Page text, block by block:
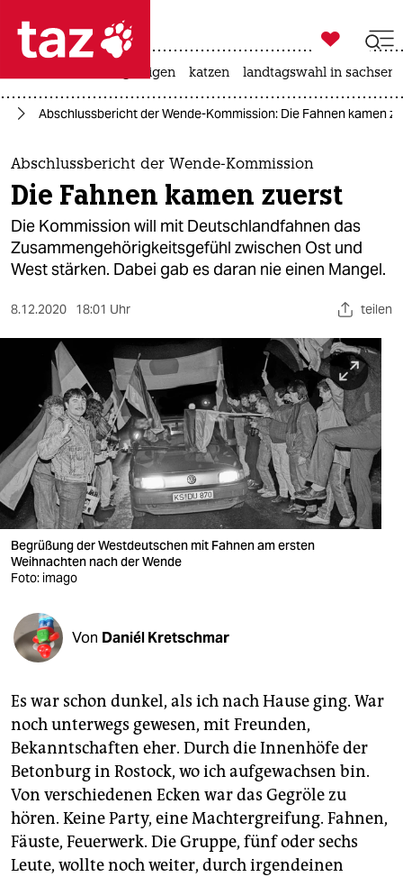
 taz zahl ich
taz zahl ich
themen
politik
öko
sport
berlin
nord
wahrheit
verlag
verlag
shop
fragen & hilfe
unterstützen
abo
genossenschaft
epaper login

taz zahl ich
bergsteigen katzen landtagswahl in
Abschlussbericht der Wende-Kommission: Die Fahnen kamen
Abschlussbericht der Wende-Kommission
Die Fahnen kamen zuerst
Die Kommission will mit Deutschlandfahnen das
Zusammengehörigkeitsgefühl zwischen Ost und
West stärken. Dabei gab es daran nie einen Mangel.
8.12.2020 18:01 Uhr teilen
Begrüßung der Westdeutschen mit Fahnen am ersten
Weihnachten nach der Wende
Foto: imago
Von Daniél Kretschmar
Es war schon dunkel, als ich nach Hause ging. War
noch unterwegs gewesen, mit Freunden,
Bekanntschaften eher. Durch die Innenhöfe der
Betonburg in Rostock, wo ich aufgewachsen bin.
Von verschiedenen Ecken war das Gegröle zu
hören. Keine Party, eine Macht­ergreifung. Fahnen,
Fäuste, Feuer­werk. Die Gruppe, fünf oder sechs
Leute, wollte noch weiter, durch irgendeinen